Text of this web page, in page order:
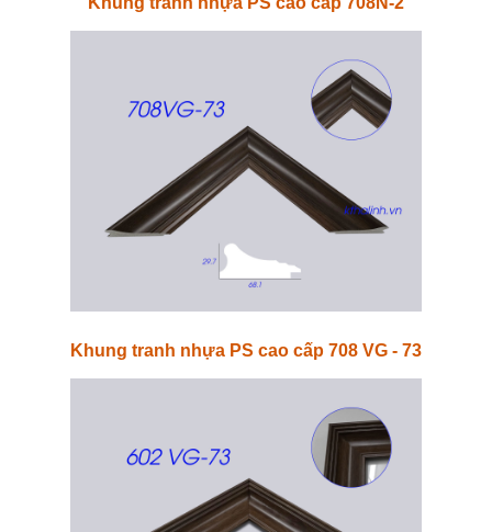
Khung tranh nhựa PS cao cấp 708 VG - 73